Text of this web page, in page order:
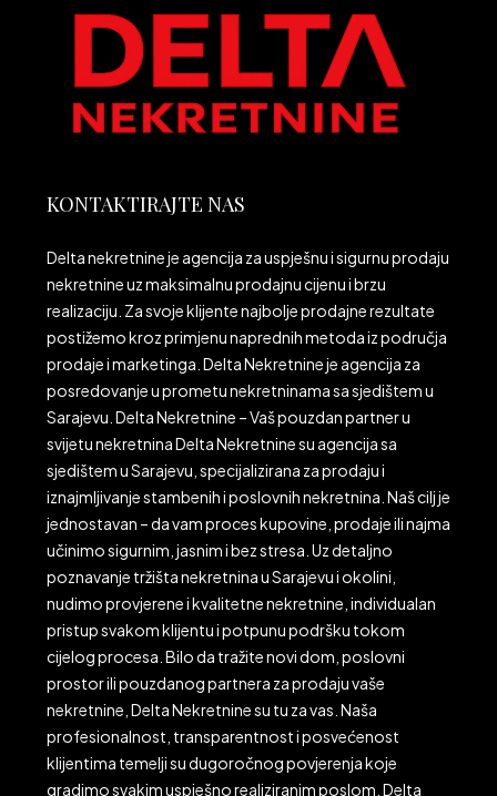
KONTAKTIRAJTE NAS
Delta nekretnine je agencija za uspješnu i sigurnu prodaju
nekretnine uz maksimalnu prodajnu cijenu i brzu
realizaciju. Za svoje klijente najbolje prodajne rezultate
postižemo kroz primjenu naprednih metoda iz područja
prodaje i marketinga. Delta Nekretnine je agencija za
posredovanje u prometu nekretninama sa sjedištem u
Sarajevu. Delta Nekretnine – Vaš pouzdan partner u
svijetu nekretnina Delta Nekretnine su agencija sa
sjedištem u Sarajevu, specijalizirana za prodaju i
iznajmljivanje stambenih i poslovnih nekretnina. Naš cilj je
jednostavan – da vam proces kupovine, prodaje ili najma
učinimo sigurnim, jasnim i bez stresa. Uz detaljno
poznavanje tržišta nekretnina u Sarajevu i okolini,
nudimo provjerene i kvalitetne nekretnine, individualan
pristup svakom klijentu i potpunu podršku tokom
cijelog procesa. Bilo da tražite novi dom, poslovni
prostor ili pouzdanog partnera za prodaju vaše
nekretnine, Delta Nekretnine su tu za vas. Naša
profesionalnost, transparentnost i posvećenost
klijentima temelji su dugoročnog povjerenja koje
gradimo svakim uspješno realiziranim poslom. Delta